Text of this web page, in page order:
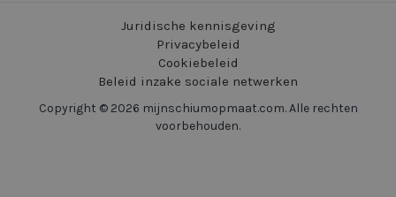
Juridische kennisgeving
Privacybeleid
Cookiebeleid
Beleid inzake sociale netwerken
Copyright © 2026 mijnschiumopmaat.com. Alle rechten
voorbehouden.